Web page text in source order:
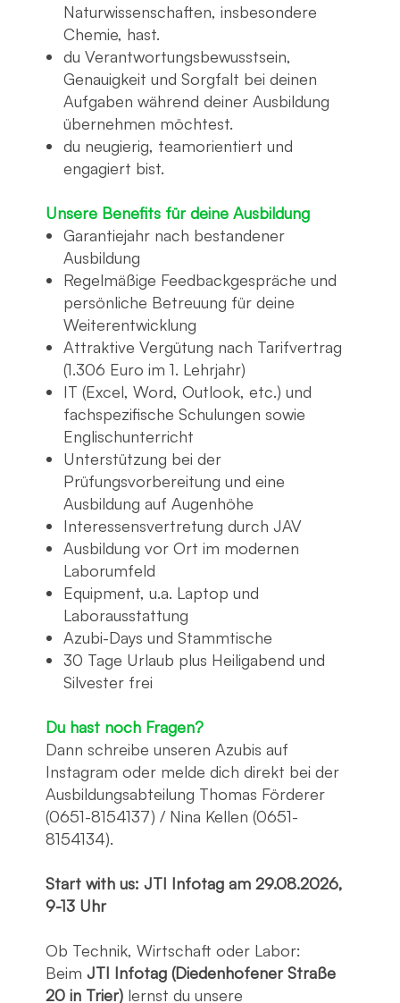
Naturwissenschaften, insbesondere
Chemie, hast.
du Verantwortungsbewusstsein,
Genauigkeit und Sorgfalt bei deinen
Aufgaben während deiner Ausbildung
übernehmen möchtest.
du neugierig, teamorientiert und
engagiert bist.
Unsere Benefits für deine Ausbildung
Garantiejahr nach bestandener
Ausbildung
Regelmäßige Feedbackgespräche und
persönliche Betreuung für deine
Weiterentwicklung
Attraktive Vergütung nach Tarifvertrag
(1.306 Euro im 1. Lehrjahr)
IT (Excel, Word, Outlook, etc.) und
fachspezifische Schulungen sowie
Englischunterricht
Unterstützung bei der
Prüfungsvorbereitung und eine
Ausbildung auf Augenhöhe
Interessensvertretung durch JAV
Ausbildung vor Ort im modernen
Laborumfeld
Equipment, u.a. Laptop und
Laborausstattung
Azubi-Days und Stammtische
30 Tage Urlaub plus Heiligabend und
Silvester frei
Du hast noch Fragen?
Dann schreibe unseren Azubis auf
Instagram oder melde dich direkt bei der
Ausbildungsabteilung Thomas Förderer
(0651-8154137) / Nina Kellen (0651-
8154134).
Start with us: JTI Infotag am 29.08.2026,
9-13 Uhr
Ob Technik, Wirtschaft oder Labor:
Beim JTI Infotag (Diedenhofener Straße
20 in Trier) lernst du unsere